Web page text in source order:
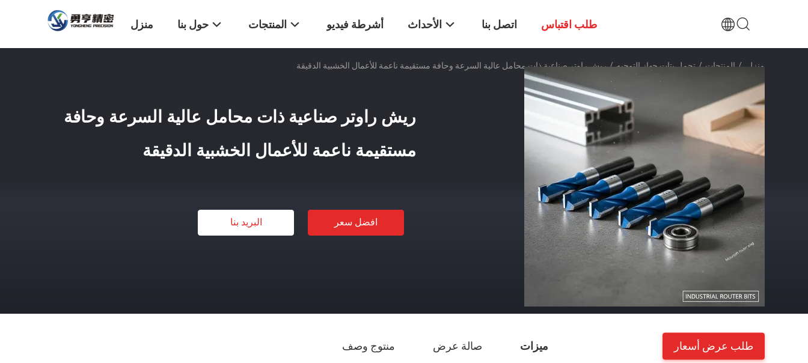
منزل حول بنا المنتجات أشرطة فيديو الأحداث اتصل بنا طلب اقتباس
منزل / المنتجات / تحمل بتات جهاز التوجيه / ريش راوتر صناعية ذات محامل عالية السرعة وحافة مستقيمة ناعمة للأعمال الخشبية الدقيقة
ريش راوتر صناعية ذات محامل عالية السرعة وحافة
مستقيمة ناعمة للأعمال الخشبية الدقيقة
افضل سعر البريد بنا
ميزات صالة عرض منتوج وصف طلب عرض أسعار